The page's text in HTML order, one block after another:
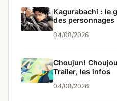
Kagurabachi : le
des personnages
04/08/2026
Choujun!
Trailer, les infos
04/08/2026